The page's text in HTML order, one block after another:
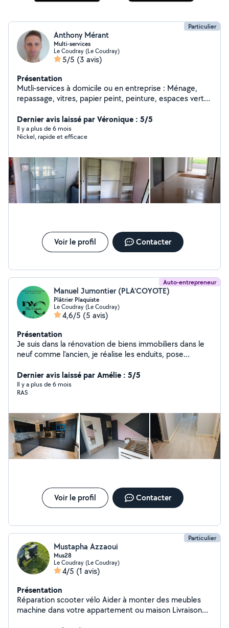
Particulier
Anthony Mérant
Multi-services
Le Coudray (Le Coudray)
5/5 (3 avis)
Présentation
Mutli-services à domicile ou en entreprise : Ménage,
repassage, vitres, papier peint, peinture, espaces verts,
Dernier avis laissé par Véronique : 5/5
Il y a plus de 6 mois
Nickel, rapide et efficace
Voir le profil Contacter
Auto-entrepreneur
Manuel Jumontier (PLA'COYOTE)
Plâtrier Plaquiste
Le Coudray (Le Coudray)
4,6/5 (5 avis)
Présentation
Je suis dans la rénovation de biens immobiliers dans le
neuf comme l'ancien, je réalise les enduits, pose
isolations thermiques et acoustiques, pose de bandes,
passe de peintures et peintures décoratives, je suis
aussi cuisiniste, poseur de sol et pelleur, dans le respect
Dernier avis laissé par Amélie : 5/5
Il y a plus de 6 mois
RAS
Voir le profil Contacter
Particulier
Mustapha Azzaoui
Mus28
Le Coudray (Le Coudray)
4/5 (1 avis)
Présentation
Réparation scooter vélo Aider à monter des meubles
machine dans votre appartement ou maison Livraison